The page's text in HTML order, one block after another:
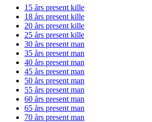
15 års present kille
18 års present kille
20 års present kille
25 års present kille
30 års present man
35 års present man
40 års present man
45 års present man
50 års present man
55 års present man
60 års present man
65 års present man
70 års present man